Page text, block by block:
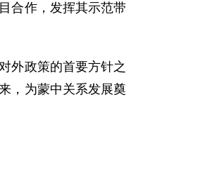
合作，发挥其示范带
外政策的首要方针之
，为蒙中关系发展奠